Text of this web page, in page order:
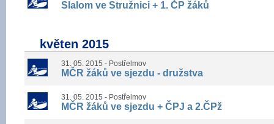
Slalom ve Stružnici + 1. ČP žáků
květen 2015
31. 05. 2015 - Postřelmov
MČR žáků ve sjezdu - družstva
31. 05. 2015 - Postřelmov
MČR žáků ve sjezdu + ČPJ a 2.ČPž